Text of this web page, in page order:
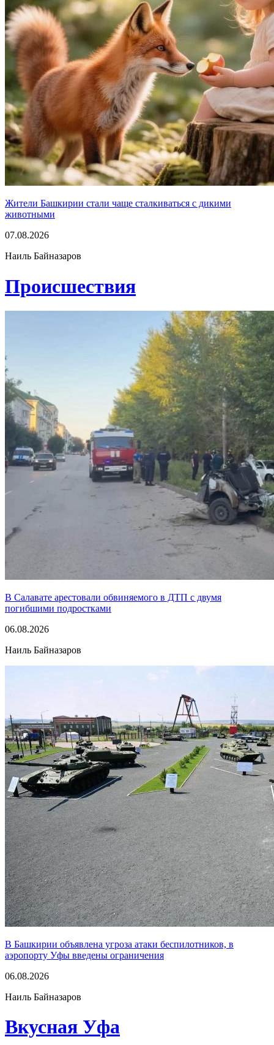
Жители Башкирии стали чаще сталкиваться с дикими
животными
07.08.2026
Наиль Байназаров
Проиcшествия
В Салавате арестовали обвиняемого в ДТП с двумя
погибшими подростками
06.08.2026
Наиль Байназаров
В Башкирии объявлена угроза атаки беспилотников, в
аэропорту Уфы введены ограничения
06.08.2026
Наиль Байназаров
Вкусная Уфа